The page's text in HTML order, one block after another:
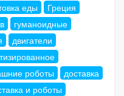
еды
Греция
гуманоидные
двигатели
роботы
доставка
и роботы